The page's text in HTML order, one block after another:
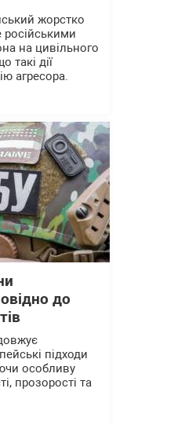
жорстко
російськими
на цивільного
такі дії
агресора.
до
підходи
особливу
прозорості та